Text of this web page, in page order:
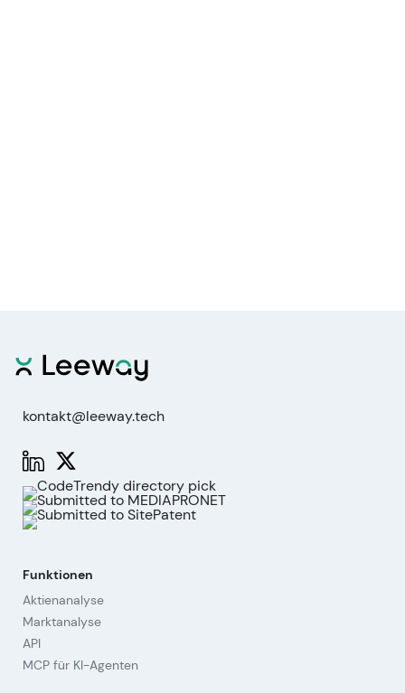
kontakt@leeway.tech
Funktionen
Aktienanalyse
Marktanalyse
API
MCP für KI-Agenten